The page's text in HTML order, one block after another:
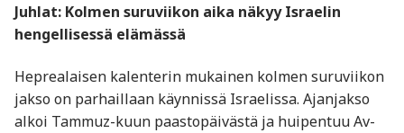
Juhlat: Kolmen suruviikon aika näkyy Israelin
hengellisessä elämässä
Heprealaisen kalenterin mukainen kolmen suruviikon
jakso on parhaillaan käynnissä Israelissa. Ajanjakso
alkoi Tammuz-kuun paastopäivästä ja huipentuu Av-